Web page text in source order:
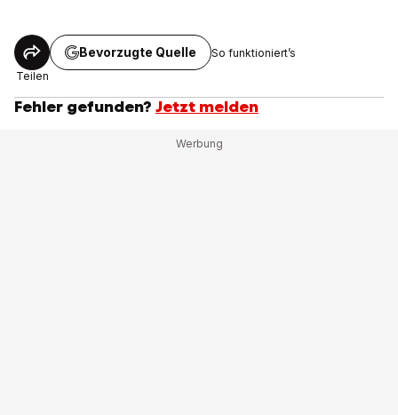
Teilen
Bevorzugte Quelle So funktioniert’s
Fehler gefunden? Jetzt melden